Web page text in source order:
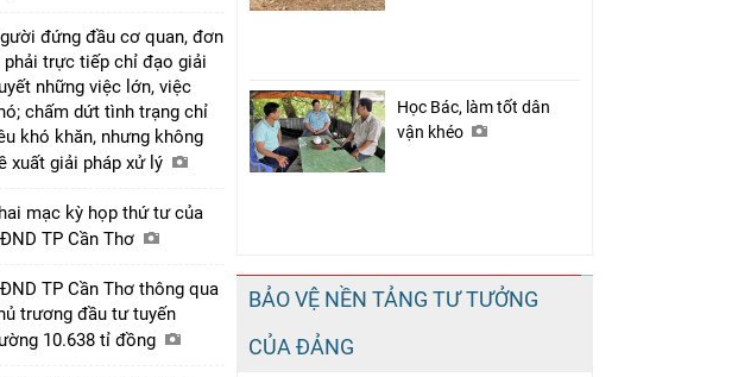
đứng đầu cơ quan, đơn
phải trực tiếp chỉ đạo giải
những việc lớn, việc
chấm dứt tình trạng chỉ
khó khăn, nhưng không
xuất giải pháp xử lý
mạc kỳ họp thứ tư của
TP Cần Thơ
TP Cần Thơ thông qua
trương đầu tư tuyến
10.638 tỉ đồng
Học Bác, làm tốt dân
vận khéo
BẢO VỆ NỀN TẢNG TƯ TƯỞNG
CỦA ĐẢNG